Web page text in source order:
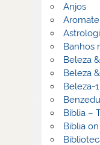
Anjos
Banhos
Beleza
Beleza
Beleza-1
Bíblia –
Biblia